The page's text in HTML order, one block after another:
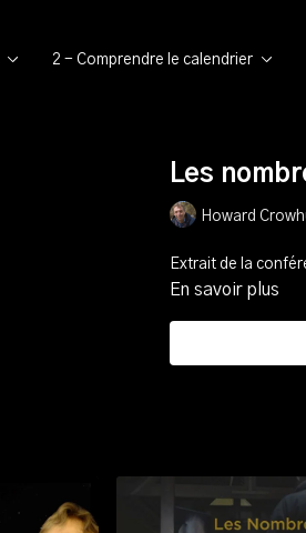
2 - Comprendre le calendrier
Les
Howard
Extrait de la
En savoir plus